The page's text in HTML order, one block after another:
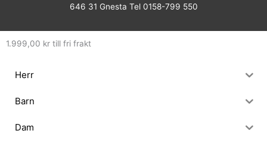
646 31 Gnesta Tel 0158-799 550
1.999,00 kr till fri frakt
Herr
Barn
Dam